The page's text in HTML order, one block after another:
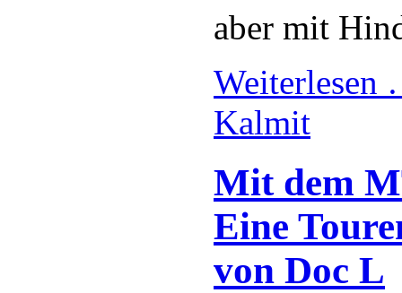
aber mit
Kalmit
Mit dem
Eine
von Doc L